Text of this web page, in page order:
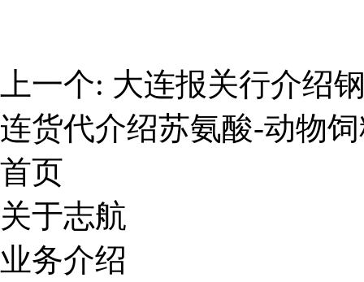
上一个: 大连报关行介绍
连货代介绍苏氨酸-动物
首页
关于志航
业务介绍